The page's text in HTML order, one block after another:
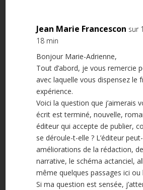
Jean Marie Francescon sur
18 min
Bonjour Marie-Adrienne,
Tout d’abord, je vous remercie
avec laquelle vous dispensez le
expérience.
Voici la question que j’aimerais
écrit est terminé, nouvelle,
éditeur qui accepte de publier,
se déroule-t-elle ? L’éditeur
améliorations de la rédaction,
narrative, le schéma actanciel,
même quelques passages ici ou
Si ma question est sensée,